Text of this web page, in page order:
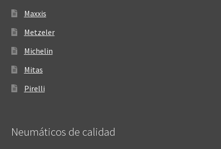
Maxxis
Metzeler
Michelin
Mitas
Pirelli
Neumáticos de calidad‎